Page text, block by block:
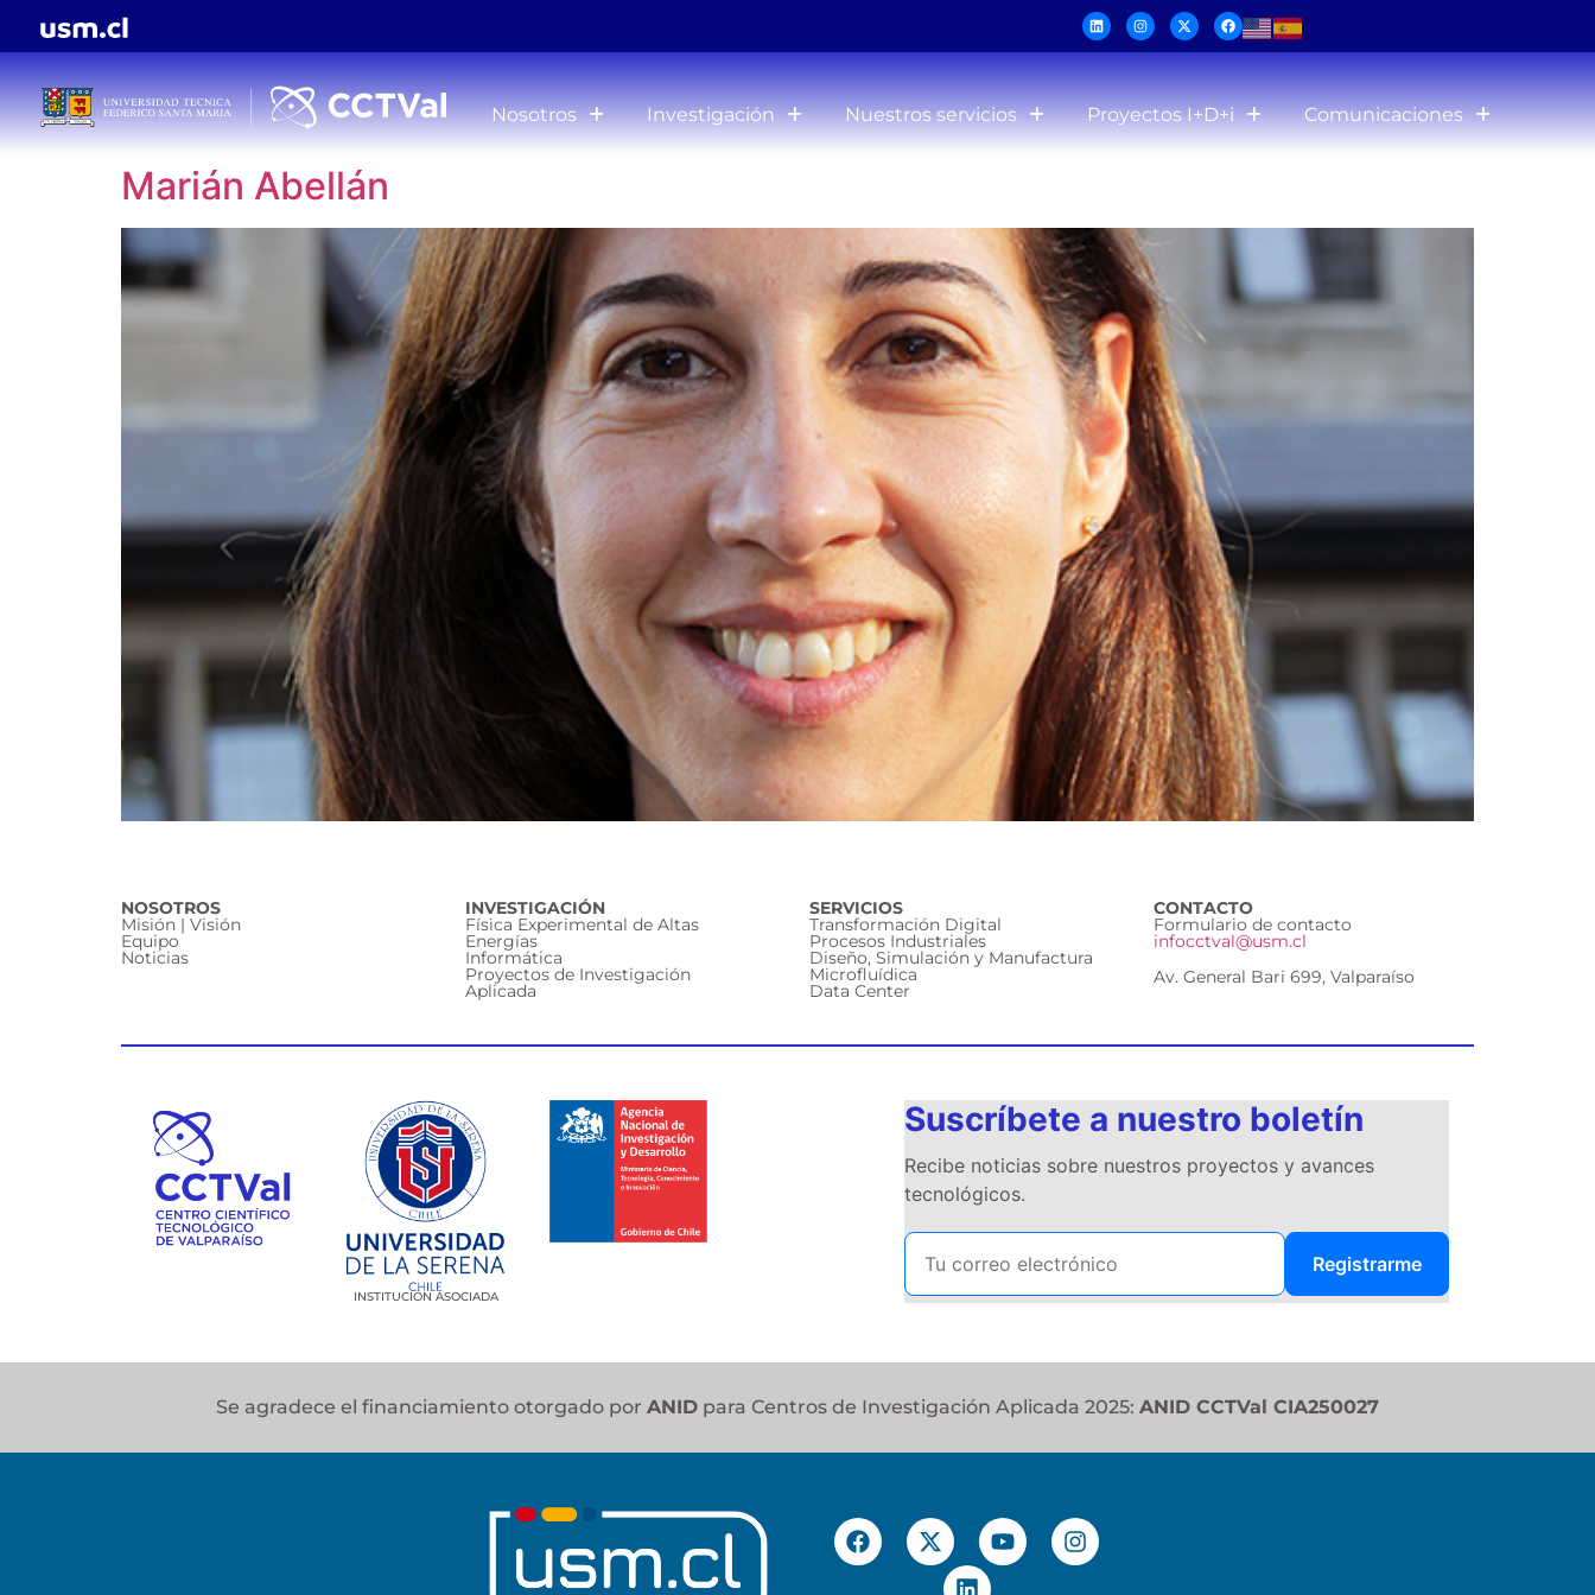
Nosotros Investigación Nuestros servicios Proyectos I+D+i Comunicaciones
Marián Abellán
NOSOTROS
Misión | Visión
Equipo
Noticias
INVESTIGACIÓN
Física Experimental de Altas
Energías
Informática
Proyectos de Investigación
Aplicada
SERVICIOS
Transformación Digital
Procesos Industriales
Diseño, Simulación y Manufactura
Microfluídica
Data Center
CONTACTO
Formulario de contacto
infocctval@usm.cl
Av. General Bari 699, Valparaíso
INSTITUCIÓN ASOCIADA
Suscríbete a nuestro boletín
Recibe noticias sobre nuestros proyectos y avances
tecnológicos.
Registrarme
Se agradece el financiamiento otorgado por ANID para Centros de Investigación Aplicada 2025: ANID CCTVal CIA250027